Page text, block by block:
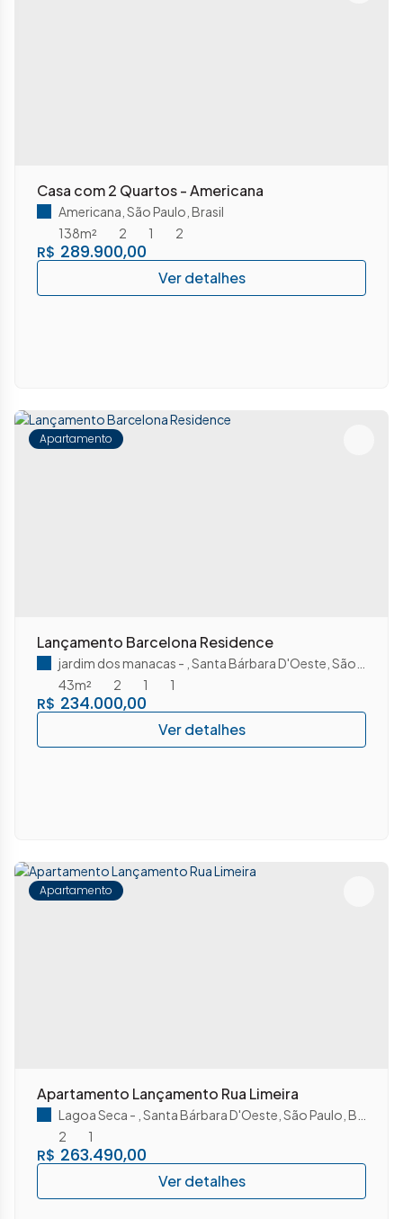
Casa com 2 Quartos - Americana
R$ 289.900,00
Americana São Paulo Brasil
2
1
138m² 2
Apartamento
Lançamento Barcelona Residence
R$ 234.000,00
jardim dos manacas Santa Bárbara D'Oeste São Paulo
2
1
43m² 1
Apartamento
Apartamento Lançamento Rua Limeira
R$ 263.490,00
Lagoa Seca Santa Bárbara D'Oeste São Paulo Brasil
2
1